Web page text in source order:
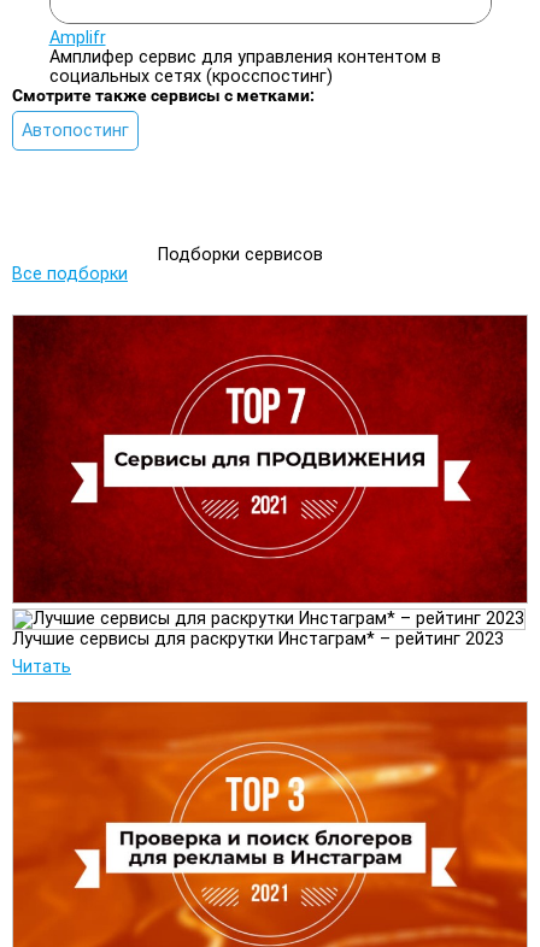
Amplifr
Амплифер сервис для управления контентом в
социальных сетях (кросспостинг)
Смотрите также сервисы с метками:
Автопостинг
Подборки сервисов
Все подборки
Лучшие сервисы для раскрутки Инстаграм* – рейтинг 2023
Читать